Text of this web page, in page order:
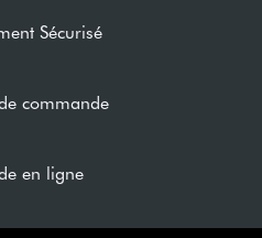
Sécurisé
commande
en ligne